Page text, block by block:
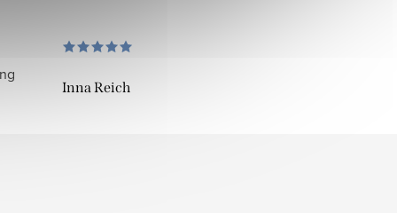
Inna Reich